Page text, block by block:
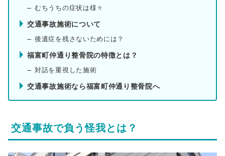
むちうちの症状は様々
交通事故施術について
後遺症を残さないためには？
福富町仲通り整骨院の特徴とは？
対話を重視した施術
交通事故施術なら福富町仲通り整骨院へ
交通事故で負う怪我とは？